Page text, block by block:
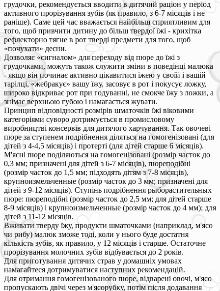
грудочки, рекомендується вводити в дитячий раціон у період
активного прорізування зубів (як правило, з 6-7 місяців і не
раніше). Саме цей час вважається найбільш сприятливим для
того, щоб привчити дитину до більш твердої їжі - крихітка
рефлекторно тягне в рот тверді предмети для того, щоб
«почухати» десни.
Дозволяє «сигналом» для переходу від пюре до їжі з
грудочками, можуть також служити зміни в поведінці малюка
- якщо він починає активно цікавитися їжею у своїй і вашій
тарілці, «жебракує» вашу їжу, засовує в рот і покусує ложку,
широко відкриває рот при годуванні, не смокче їжу з ложки, а
знімає верхньою губою і намагається жувати.
Принцип відповідності розмірів шматочків їжі віковими
категоріями суворо дотримується в промисловому
виробництві консервів для дитячого харчування. Так овочеві
пюре за ступенем подрібнення діляться на гомогенізовані (для
дітей з 4-4,5 місяців) і протерті (для дітей старше 6 місяців).
М'ясні пюре поділяються на гомогенізовані (розмір часток до
0,3 мм; призначені для дітей з 6-7 місяців), пюреподібні
(розмір часток до 1,5 мм; підходять дітям з 7-8 місяців),
крупноизмельченные (розмір часток до 3 мм; призначені для
дітей з 9-12 місяців). Ступінь подрібнення рыборастительных
пюре: пюреподібні (розмір часток до 2,5 мм; для дітей старше
8-9 місяців) і крупноизмельченные (розмір часток до 4 мм); для
дітей з 11-12 місяців.
Вживати тверду їжу, продукти шматочками (наприклад, м'ясо
чи рибу) малюк зможе тоді, коли у нього буде достатня
кількість зубів, як правило, у 12 місяців і старше. Остаточне
прорізування молочних зубів відбувається до 2 років.
Для приготування дитячих страв у домашніх умовах
намагайтеся дотримуватися наступних рекомендацій.
Для отримання гомогенізованого пюре, відварені овочі, м'ясо
пропускають двічі через м'ясорубку, потім після додавання